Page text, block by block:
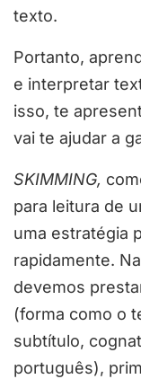
texto.
Portanto,
e interpretar
isso, te
vai te ajudar a
SKIMMING,
para leitura de
uma estratégia
rapidamente.
devemos
(forma como o
subtítulo,
português),